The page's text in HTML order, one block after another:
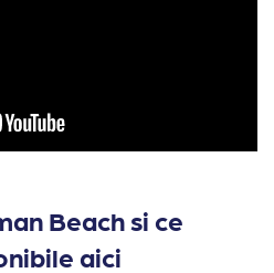
Beach si ce
aici